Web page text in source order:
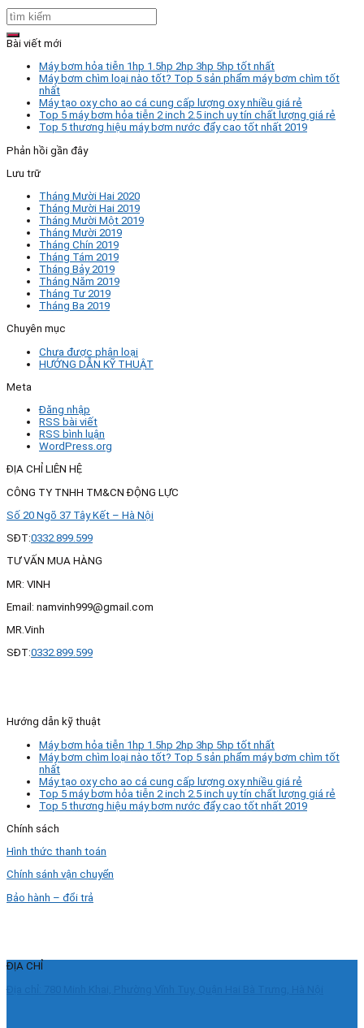
Bài viết mới
Máy bơm hỏa tiễn 1hp 1.5hp 2hp 3hp 5hp tốt nhất
Máy bơm chìm loại nào tốt? Top 5 sản phẩm máy bơm chìm tốt
nhất
Máy tạo oxy cho ao cá cung cấp lượng oxy nhiều giá rẻ
Top 5 máy bơm hỏa tiễn 2 inch 2.5 inch uy tín chất lượng giá rẻ
Top 5 thương hiệu máy bơm nước đẩy cao tốt nhất 2019
Phản hồi gần đây
Lưu trữ
Tháng Mười Hai 2020
Tháng Mười Hai 2019
Tháng Mười Một 2019
Tháng Mười 2019
Tháng Chín 2019
Tháng Tám 2019
Tháng Bảy 2019
Tháng Năm 2019
Tháng Tư 2019
Tháng Ba 2019
Chuyên mục
Chưa được phân loại
HƯỚNG DẪN KỸ THUẬT
Meta
Đăng nhập
RSS bài viết
RSS bình luận
WordPress.org
ĐỊA CHỈ LIÊN HỆ
CÔNG TY TNHH TM&CN ĐỘNG LỰC
Số 20 Ngõ 37 Tây Kết – Hà Nội
SĐT:0332.899.599
TƯ VẤN MUA HÀNG
MR: VINH
Email: namvinh999@gmail.com
MR.Vinh
SĐT:0332.899.599
Hướng dẫn kỹ thuật
Máy bơm hỏa tiễn 1hp 1.5hp 2hp 3hp 5hp tốt nhất
Máy bơm chìm loại nào tốt? Top 5 sản phẩm máy bơm chìm tốt
nhất
Máy tạo oxy cho ao cá cung cấp lượng oxy nhiều giá rẻ
Top 5 máy bơm hỏa tiễn 2 inch 2.5 inch uy tín chất lượng giá rẻ
Top 5 thương hiệu máy bơm nước đẩy cao tốt nhất 2019
Chính sách
Hình thức thanh toán
Chính sánh vận chuyển
Bảo hành – đổi trả
ĐỊA CHỈ